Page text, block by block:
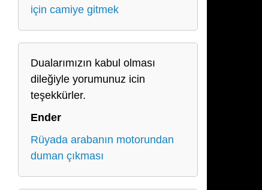
için camiye gitmek
Dualarımızın kabul olması
dileğiyle yorumunuz icin
teşekkürler.
Ender
Rüyada arabanın motorundan
duman çıkması